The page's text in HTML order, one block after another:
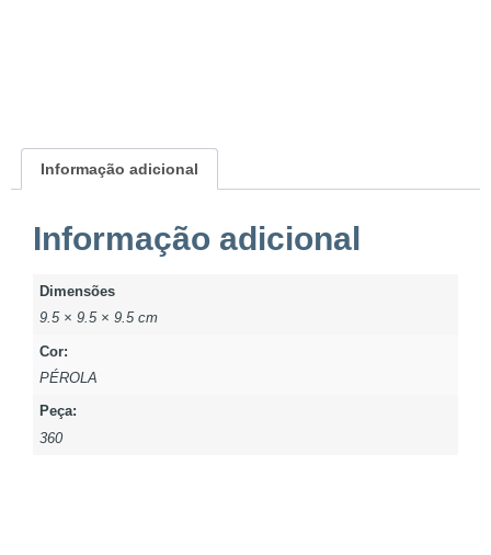
Informação adicional
Informação adicional
Dimensões
9.5 × 9.5 × 9.5 cm
Cor:
PÉROLA
Peça:
360